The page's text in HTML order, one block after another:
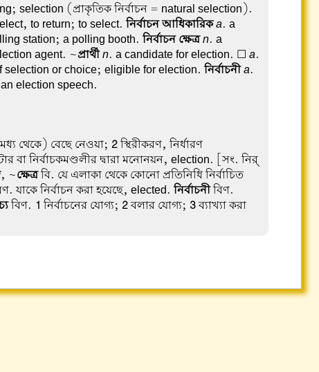
selection (প্রাকৃতিক নির্বাচন = natural selection).
to return; to select.নির্বাচন আধিকারিক a. a
station; a polling booth.নির্বাচন ক্ষেত্র n. a
agent. ~প্রার্থী n. a candidate for election. ☐ a.
selection or choice; eligible for election.নির্বাচনী a.
election speech.
থেকে) বেছে নেওয়া; 2স্থিরীকরণ, নির্ধারণ
বা নির্বাচকমণ্ডলীর দ্বারা মনোনয়ন, election. [সং. নির্
, ~ক্ষেত্রবি. যে এলাকা থেকে কোনো প্রতিনিধি নির্বাচিত
যাকে নির্বাচন করা হয়েছে, elected.নির্বাচনীবিণ.
বিণ. 1 নির্বাচনের যোগ্য; 2বলার যোগ্য; 3ব্যাখ্যা করা